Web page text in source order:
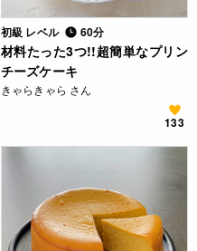
初級 レベル 60分
材料たった3つ!!超簡単なプリン
チーズケーキ
きゃらきゃら さん
133